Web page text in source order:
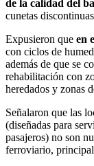
de la calidad del
cunetas
Expusieron que en
con ciclos de
además de que se
rehabilitación con
heredados y zonas
Señalaron que las
(diseñadas para
pasajeros) no son
ferroviario,